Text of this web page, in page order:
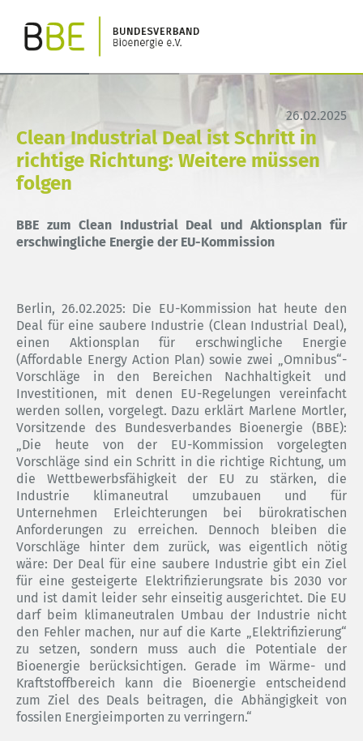
26.02.2025
Clean Industrial Deal ist Schritt in
richtige Richtung: Weitere müssen
folgen
BBE zum Clean Industrial Deal und Aktionsplan für
erschwingliche Energie der EU-Kommission
Berlin,26.02.2025: Die EU-Kommission hat heute den
Deal für eine saubere Industrie (Clean Industrial Deal),
einen Aktionsplan für erschwingliche Energie
(Affordable Energy Action Plan) sowie zwei „Omnibus“-
Vorschläge in den Bereichen Nachhaltigkeit und
Investitionen, mit denen EU-Regelungen vereinfacht
werden sollen, vorgelegt. Dazu erklärt Marlene Mortler,
Vorsitzende des Bundesverbandes Bioenergie (BBE):
„Die heute von der EU-Kommission vorgelegten
Vorschläge sind ein Schritt in die richtige Richtung, um
die Wettbewerbsfähigkeit der EU zu stärken, die
Industrie klimaneutral umzubauen und für
Unternehmen Erleichterungen bei bürokratischen
Anforderungen zu erreichen. Dennoch bleiben die
Vorschläge hinter dem zurück, was eigentlich nötig
wäre: Der Deal für eine saubere Industrie gibt ein Ziel
für eine gesteigerte Elektrifizierungsrate bis 2030 vor
und ist damit leider sehr einseitig ausgerichtet. Die EU
darf beim klimaneutralen Umbau der Industrie nicht
den Fehler machen, nur auf die Karte „Elektrifizierung“
zu setzen, sondern muss auch die Potentiale der
Bioenergie berücksichtigen. Gerade im Wärme- und
Kraftstoffbereich kann die Bioenergie entscheidend
zum Ziel des Deals beitragen, die Abhängigkeit von
fossilen Energieimporten zu verringern.“